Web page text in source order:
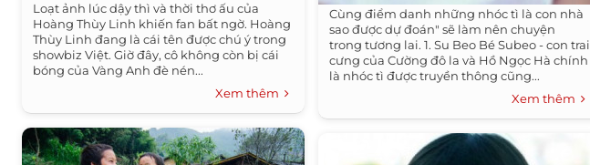
Loạt ảnh lúc dậy thì và thời thơ ấu của
Hoàng Thùy Linh khiến fan bất ngờ. Hoàng
Thùy Linh đang là cái tên được chú ý trong
showbiz Việt. Giờ đây, cô không còn bị cái
bóng của Vàng Anh đè nén...
Xem thêm
Cùng điểm danh những nhóc tì là con nhà
sao được dự đoán" sẽ làm nên chuyện
trong tương lai. 1. Su Beo Bé Subeo - con trai
cưng của Cường đô la và Hồ Ngọc Hà chính
là nhóc tì được truyền thông cũng...
Xem thêm